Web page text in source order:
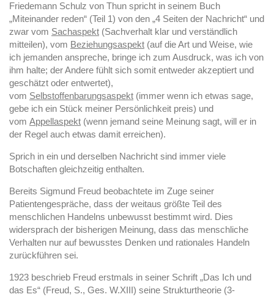
Friedemann Schulz von Thun spricht in seinem Buch
„Miteinander reden“ (Teil 1) von den „4 Seiten der Nachricht“ und
zwar vom Sachaspekt (Sachverhalt klar und verständlich
mitteilen), vom Beziehungsaspekt (auf die Art und Weise, wie
ich jemanden anspreche, bringe ich zum Ausdruck, was ich von
ihm halte; der Andere fühlt sich somit entweder akzeptiert und
geschätzt oder entwertet),
vom Selbstoffenbarungsaspekt (immer wenn ich etwas sage,
gebe ich ein Stück meiner Persönlichkeit preis) und
vom Appellaspekt (wenn jemand seine Meinung sagt, will er in
der Regel auch etwas damit erreichen).
Sprich in ein und derselben Nachricht sind immer viele
Botschaften gleichzeitig enthalten.
Bereits Sigmund Freud beobachtete im Zuge seiner
Patientengespräche, dass der weitaus größte Teil des
menschlichen Handelns unbewusst bestimmt wird. Dies
widersprach der bisherigen Meinung, dass das menschliche
Verhalten nur auf bewusstes Denken und rationales Handeln
zurückführen sei.
1923 beschrieb Freud erstmals in seiner Schrift „Das Ich und
das Es“ (Freud, S., Ges. W.XIII) seine Strukturtheorie (3-